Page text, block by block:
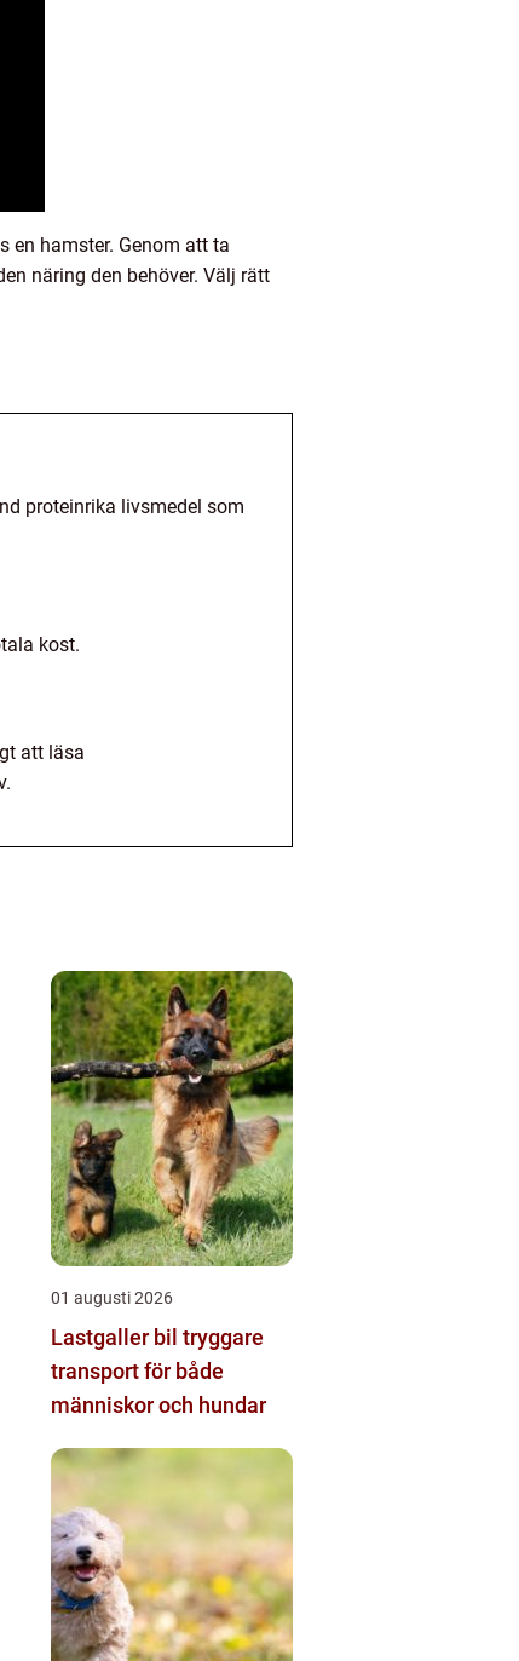
en hamster. Genom att ta
näring den behöver. Välj rätt
proteinrika livsmedel som
kost.
att läsa
01 augusti 2026
Lastgaller bil tryggare
transport för både
människor och hundar